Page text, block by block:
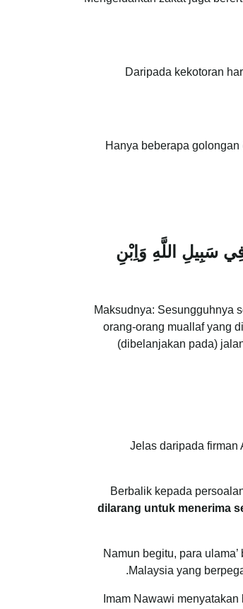
Daripada kekotoran
Hanya beberapa
سَبِيلِ اللَّهِ وَاِبْنِ
Maksudnya: Sesungguhnya
orang-orang muallaf yang
(dibelanjakan pada)
Jelas daripada firman
Berbalik kepada
dilarang untuk menerima
Namun begitu, para
Malaysia yang
Imam Nawawi